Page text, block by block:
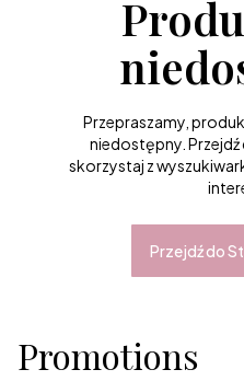
Przepraszamy,
niedostępny.
skorzystaj z
Przejdź do
Promotions